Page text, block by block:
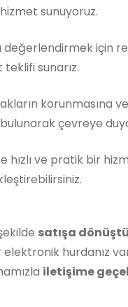
sunuyoruz.
değerlendirmek için
sunarız.
korunmasına
çevreye
ve pratik bir
satışa
hurdanız
iletişime